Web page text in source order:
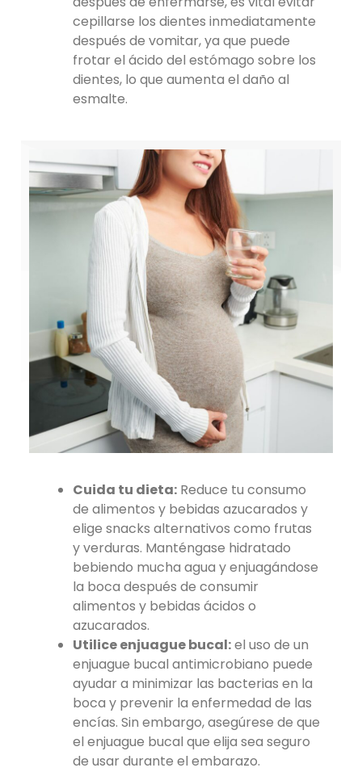
cepillarse los dientes inmediatamente
después de vomitar, ya que puede
frotar el ácido del estómago sobre los
dientes, lo que aumenta el daño al
esmalte.
Cuida tu dieta: Reduce tu consumo
de alimentos y bebidas azucarados y
elige snacks alternativos como frutas
y verduras. Manténgase hidratado
bebiendo mucha agua y enjuagándose
la boca después de consumir
alimentos y bebidas ácidos o
azucarados.
Utilice enjuague bucal:el uso de un
enjuague bucal antimicrobiano puede
ayudar a minimizar las bacterias en la
boca y prevenir la enfermedad de las
encías. Sin embargo, asegúrese de que
el enjuague bucal que elija sea seguro
de usar durante el embarazo.